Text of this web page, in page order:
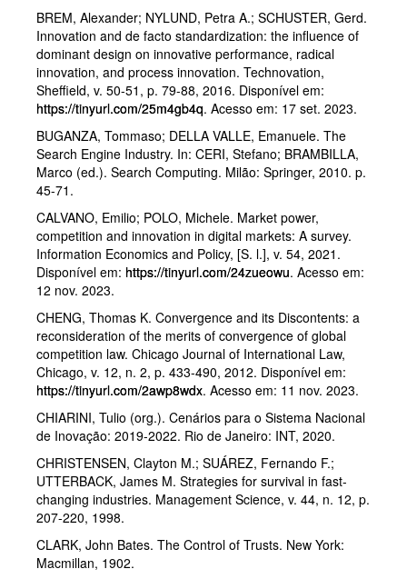
BREM, Alexander; NYLUND, Petra A.; SCHUSTER, Gerd.
Innovation and de facto standardization: the influence of
dominant design on innovative performance, radical
innovation, and process innovation. Technovation,
Sheffield, v. 50-51, p. 79-88, 2016. Disponível em:
https://tinyurl.com/25m4gb4q. Acesso em: 17 set. 2023.
BUGANZA, Tommaso; DELLA VALLE, Emanuele. The
Search Engine Industry. In: CERI, Stefano; BRAMBILLA,
Marco (ed.). Search Computing. Milão: Springer, 2010. p.
45-71.
CALVANO, Emilio; POLO, Michele. Market power,
competition and innovation in digital markets: A survey.
Information Economics and Policy, [S. l.], v. 54, 2021.
Disponível em: https://tinyurl.com/24zueowu. Acesso em:
12 nov. 2023.
CHENG, Thomas K. Convergence and its Discontents: a
reconsideration of the merits of convergence of global
competition law. Chicago Journal of International Law,
Chicago, v. 12, n. 2, p. 433-490, 2012. Disponível em:
https://tinyurl.com/2awp8wdx. Acesso em: 11 nov. 2023.
CHIARINI, Tulio (org.). Cenários para o Sistema Nacional
de Inovação: 2019-2022. Rio de Janeiro: INT, 2020.
CHRISTENSEN, Clayton M.; SUÁREZ, Fernando F.;
UTTERBACK, James M. Strategies for survival in fast-
changing industries. Management Science, v. 44, n. 12, p.
207-220, 1998.
CLARK, John Bates. The Control of Trusts. New York:
Macmillan, 1902.